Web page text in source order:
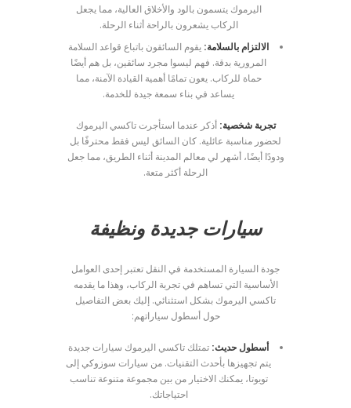
اليرموك يتسمون بالود والأخلاق العالية، مما يجعل
الركاب يشعرون بالراحة أثناء الرحلة.
الالتزام بالسلامة: يقوم السائقون باتباع قواعد السلامة
المرورية بدقة. فهم ليسوا مجرد سائقين، بل هم أيضًا
حماة للركاب. يعون تمامًا أهمية القيادة الآمنة، مما
يساعد في بناء سمعة جيدة للخدمة.
تجربة شخصية: أذكر عندما استأجرت تاكسي اليرموك
لحضور مناسبة عائلية. كان السائق ليس فقط محترفًا بل
ودودًا أيضًا، أشهر لي معالم المدينة أثناء الطريق، مما جعل
الرحلة أكثر متعة.
سيارات جديدة ونظيفة
جودة السيارة المستخدمة في النقل تعتبر إحدى العوامل
الأساسية التي تساهم في تجربة الركاب، وهذا ما يقدمه
تاكسي اليرموك بشكل استثنائي. إليك بعض التفاصيل
حول أسطول سياراتهم:
أسطول حديث: تمتلك تاكسي اليرموك سيارات جديدة
يتم تجهيزها بأحدث التقنيات. من سيارات سوزوكي إلى
تويوتا، يمكنك الاختيار من بين مجموعة متنوعة تناسب
احتياجاتك.